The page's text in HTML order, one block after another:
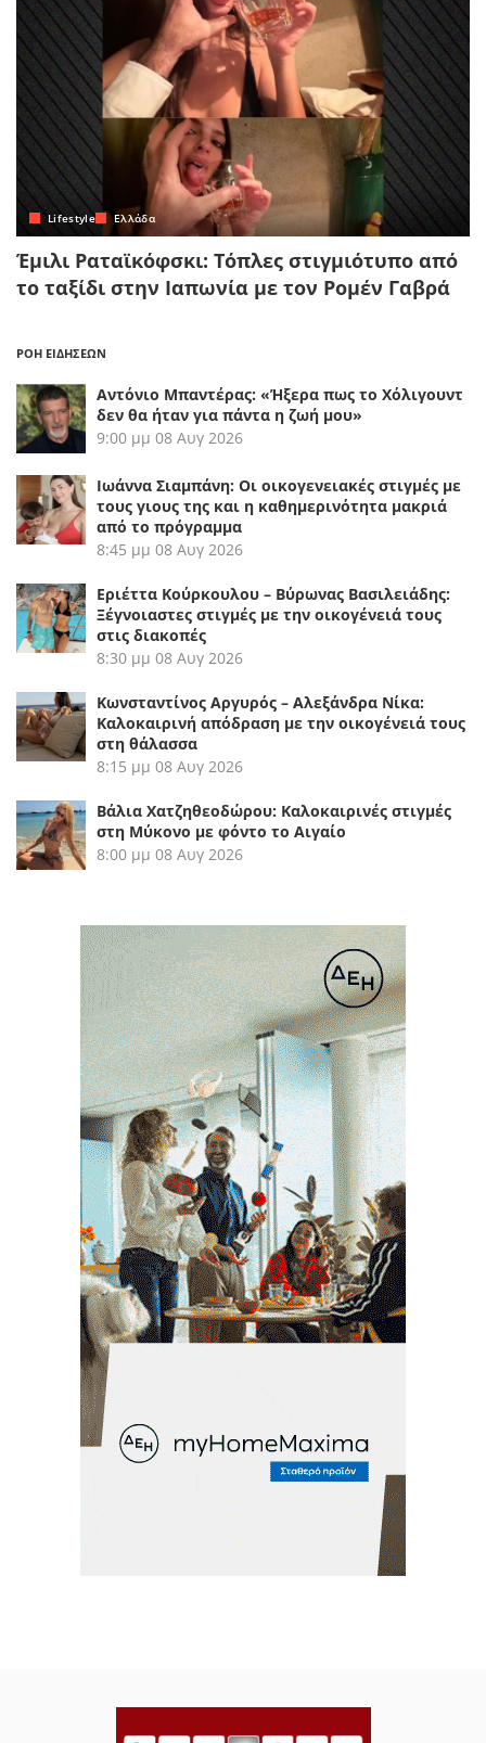
Lifestyle Ελλάδα
Έμιλι Ραταϊκόφσκι: Τόπλες στιγμιότυπο από
το ταξίδι στην Ιαπωνία με τον Ρομέν Γαβρά
ΡΟΗ ΕΙΔΗΣΕΩΝ
Αντόνιο Μπαντέρας: «Ήξερα πως το Χόλιγουντ
δεν θα ήταν για πάντα η ζωή μου»
9:00 μμ 08 Αυγ 2026
Ιωάννα Σιαμπάνη: Οι οικογενειακές στιγμές με
τους γιους της και η καθημερινότητα μακριά
από το πρόγραμμα
8:45 μμ 08 Αυγ 2026
Εριέττα Κούρκουλου – Βύρωνας Βασιλειάδης:
Ξέγνοιαστες στιγμές με την οικογένειά τους
στις διακοπές
8:30 μμ 08 Αυγ 2026
Κωνσταντίνος Αργυρός – Αλεξάνδρα Νίκα:
Καλοκαιρινή απόδραση με την οικογένειά τους
στη θάλασσα
8:15 μμ 08 Αυγ 2026
Βάλια Χατζηθεοδώρου: Καλοκαιρινές στιγμές
στη Μύκονο με φόντο το Αιγαίο
8:00 μμ 08 Αυγ 2026